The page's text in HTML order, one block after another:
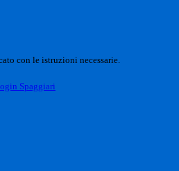
con le istruzioni necessarie.
Spaggiari